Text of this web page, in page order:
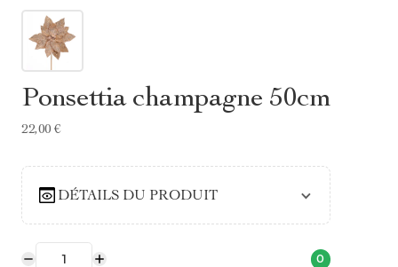
Ponsettia champagne 50cm
22,00 €
DÉTAILS DU PRODUIT
0